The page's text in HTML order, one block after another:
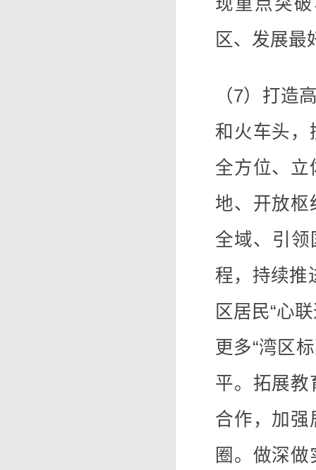
区、发展最
（7）打造
和火车头，
全方位、立
地、开放枢
全域、引领
程，持续推
区居民“心
更多“湾区
平。拓展教
合作，加强
圈。做深